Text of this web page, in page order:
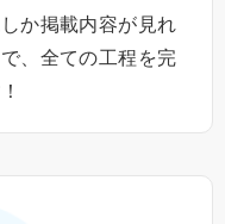
か掲載内容が⾒れ
、全ての⼯程を完